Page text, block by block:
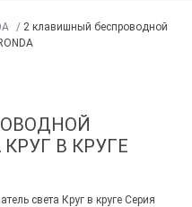
/ 2 клавишный беспроводной
В КРУГЕ